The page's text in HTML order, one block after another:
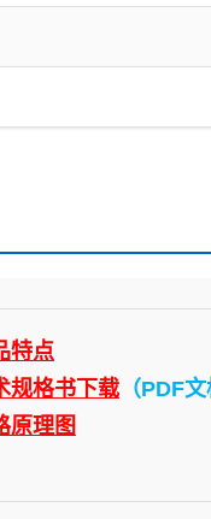
特点
规格书下载 （PDF
原理图